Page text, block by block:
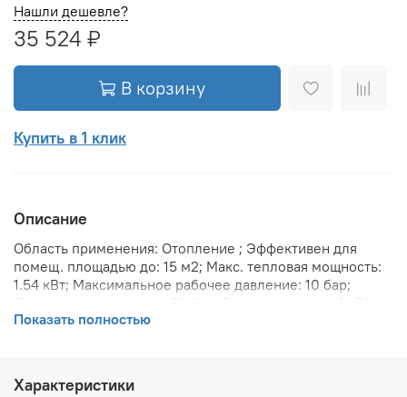
Нашли дешевле?
35 524 ₽
В корзину
Купить в 1 клик
Описание
Область применения: Отопление ; Эффективен для
помещ. площадью до: 15 м2; Макс. тепловая мощность:
1.54 кВт; Максимальное рабочее давление: 10 бар;
1535 Вт; Теплоотдача при Δt 60: 1259.2 Вт; Теплоотдача
температура теплоносителя: 110 °С; Межосевое
Показать полностью
Характеристики